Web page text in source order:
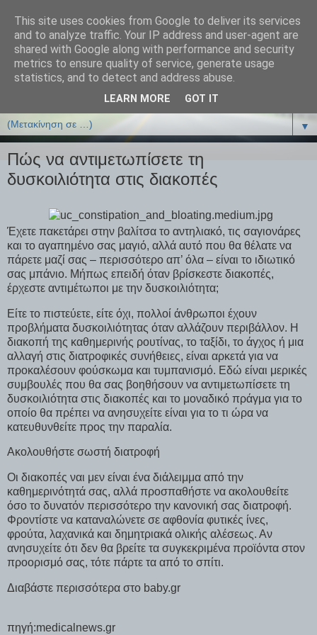
ΒΙΟΛΟΓΙΑonline.gr
Online Μαθήματα Βιολογίας
▼
Πώς να αντιμετωπίσετε τη
δυσκοιλιότητα στις διακοπές
Έχετε πακετάρει στην βαλίτσα το αντηλιακό, τις σαγιονάρες
και το αγαπημένο σας μαγιό, αλλά αυτό που θα θέλατε να
πάρετε μαζί σας – περισσότερο απ’ όλα – είναι το ιδιωτικό
σας μπάνιο. Μήπως επειδή όταν βρίσκεστε διακοπές,
έρχεστε αντιμέτωποι με την δυσκοιλιότητα;
Είτε το πιστεύετε, είτε όχι, πολλοί άνθρωποι έχουν
προβλήματα δυσκοιλιότητας όταν αλλάζουν περιβάλλον. Η
διακοπή της καθημερινής ρουτίνας, το ταξίδι, το άγχος ή μια
αλλαγή στις διατροφικές συνήθειες, είναι αρκετά για να
προκαλέσουν φούσκωμα και τυμπανισμό. Εδώ είναι μερικές
συμβουλές που θα σας βοηθήσουν να αντιμετωπίσετε τη
δυσκοιλιότητα στις διακοπές και το μοναδικό πράγμα για το
οποίο θα πρέπει να ανησυχείτε είναι για το τι ώρα να
κατευθυνθείτε προς την παραλία.
Ακολουθήστε σωστή διατροφή
Οι διακοπές ναι μεν είναι ένα διάλειμμα από την
καθημερινότητά σας, αλλά προσπαθήστε να ακολουθείτε
όσο το δυνατόν περισσότερο την κανονική σας διατροφή.
Φροντίστε να καταναλώνετε σε αφθονία φυτικές ίνες,
φρούτα, λαχανικά και δημητριακά ολικής αλέσεως. Αν
ανησυχείτε ότι δεν θα βρείτε τα συγκεκριμένα προϊόντα στον
προορισμό σας, τότε πάρτε τα από το σπίτι.
Διαβάστε περισσότερα στο baby.gr
πηγή:medicalnews.gr
This site uses cookies from Google to deliver its services
and to analyze traffic. Your IP address and user-agent are
shared with Google along with performance and security
metrics to ensure quality of service, generate usage
statistics, and to detect and address abuse.
LEARN MORE GOT IT